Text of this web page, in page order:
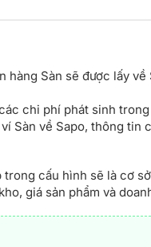
hàng Sàn sẽ được lấy về
chi phí phát sinh
Sàn về Sapo, thông tin
cấu hình sẽ là cơ
giá sản phẩm và